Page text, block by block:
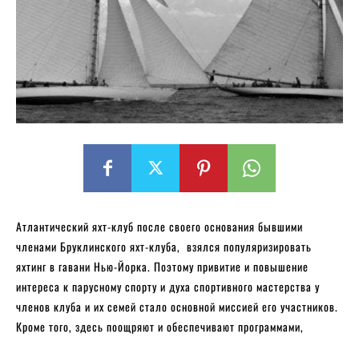
Атлантический яхт-клуб после своего основания бывшими
членами Бруклинского яхт-клуба, взялся популяризировать
яхтинг в гавани Нью-Йорка. Поэтому привитие и повышение
интереса к парусному спорту и духа спортивного мастерства у
членов клуба и их семей стало основной миссией его участников.
Кроме того, здесь поощряют и обеспечивают программами,